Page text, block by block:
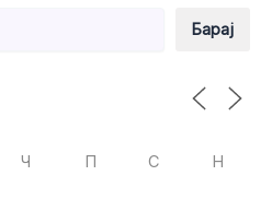
Барај
Ч П С Н